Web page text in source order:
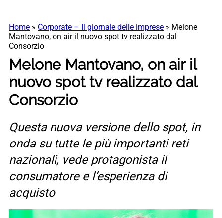
Home » Corporate – Il giornale delle imprese » Melone
Mantovano, on air il nuovo spot tv realizzato dal
Consorzio
Melone Mantovano, on air il
nuovo spot tv realizzato dal
Consorzio
Questa nuova versione dello spot, in
onda su tutte le più importanti reti
nazionali, vede protagonista il
consumatore e l’esperienza di
acquisto